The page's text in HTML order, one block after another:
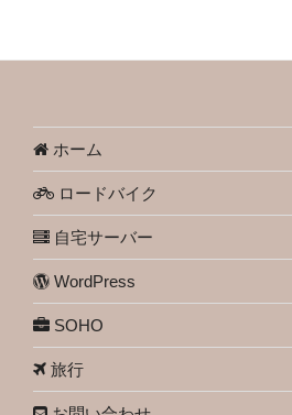
ホーム
ロードバイク
自宅サーバー
WordPress
SOHO
旅行